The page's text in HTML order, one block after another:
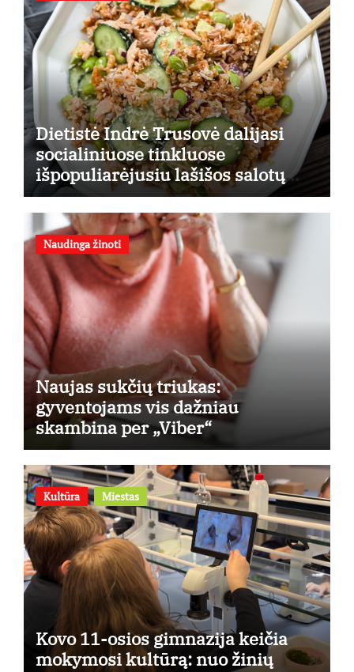
Dietistė Indrė Trusovė dalijasi
socialiniuose tinkluose
išpopuliarėjusiu lašišos salotų
receptu
Naudinga žinoti
Naujas sukčių triukas:
gyventojams vis dažniau
skambina per „Viber“
Kultūra Miestas
Kovo 11-osios gimnazija keičia
mokymosi kultūrą: nuo žinių